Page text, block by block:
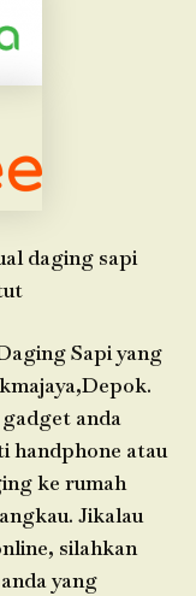
daging sapi
Sapi yang
anda
handphone atau
ke rumah
Jikalau
silahkan
yang